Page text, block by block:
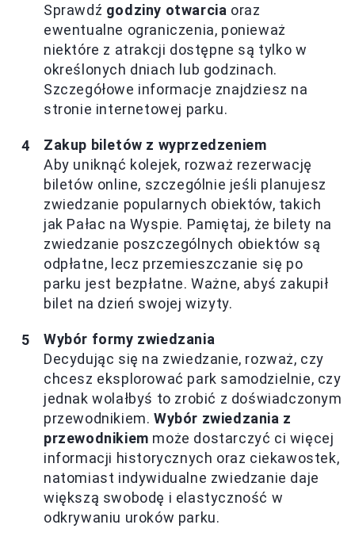
Sprawdź godziny otwarcia oraz
ewentualne ograniczenia, ponieważ
niektóre z atrakcji dostępne są tylko w
określonych dniach lub godzinach.
Szczegółowe informacje znajdziesz na
stronie internetowej parku.
Zakup biletów z wyprzedzeniem
Aby uniknąć kolejek, rozważ rezerwację
biletów online, szczególnie jeśli planujesz
zwiedzanie popularnych obiektów, takich
jak Pałac na Wyspie. Pamiętaj, że bilety na
zwiedzanie poszczególnych obiektów są
odpłatne, lecz przemieszczanie się po
parku jest bezpłatne. Ważne, abyś zakupił
bilet na dzień swojej wizyty.
Wybór formy zwiedzania
Decydując się na zwiedzanie, rozważ, czy
chcesz eksplorować park samodzielnie, czy
jednak wolałbyś to zrobić z doświadczonym
przewodnikiem. Wybór zwiedzania z
przewodnikiem może dostarczyć ci więcej
informacji historycznych oraz ciekawostek,
natomiast indywidualne zwiedzanie daje
większą swobodę i elastyczność w
odkrywaniu uroków parku.